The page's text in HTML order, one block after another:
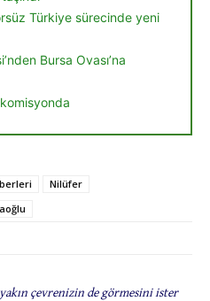
Türkiye sürecinde yeni
Bursa Ovası’na
Nilüfer
çevrenizin de görmesini ister